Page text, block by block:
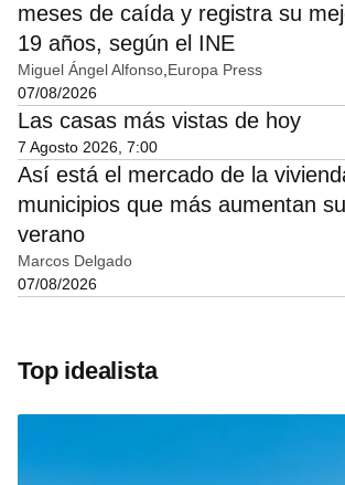
meses de caída y registra su
19 años, según el INE
Miguel Ángel Alfonso Europa Press
07/08/2026
Las casas más vistas de hoy
7 Agosto 2026, 7:00
Así está el mercado de la
municipios que más aumentan
verano
Marcos Delgado
07/08/2026
Top idealista